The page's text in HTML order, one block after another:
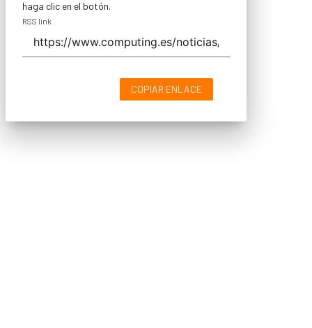
haga clic en el botón.
RSS link
COPIAR ENLACE